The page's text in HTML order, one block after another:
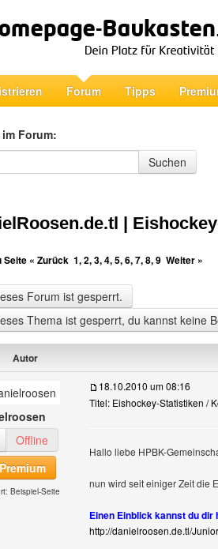
Forum Tipps
Forum:
Forum
Suchen
|
Seite « Zurück 1,2,3,4,5,6,7,8,9 Weiter »
Forum ist gesperrt.
Thema ist gesperrt, du kannst keine
Autor
Benutzer-Profile anzeigen
Offline
Beispiel-Seite
18.10.2010 um 08:16
Titel: Eishockey-Statistiken /
Hallo liebe HPBK-
nun wird seit einiger Zeit die
Einen Einblick kannst du
http://danielroosen.de.tl/